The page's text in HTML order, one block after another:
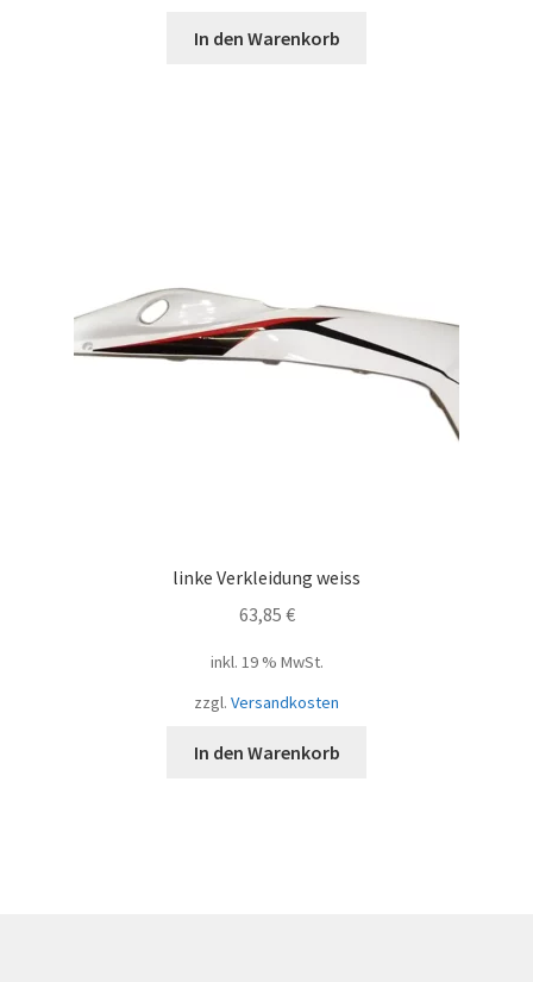
In den Warenkorb
linke Verkleidung weiss
63,85 €
inkl. 19 % MwSt.
zzgl. Versandkosten
In den Warenkorb